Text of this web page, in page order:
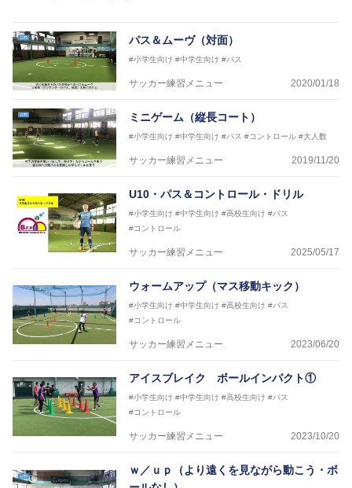
【指導歴】
FリーグU23選抜監督、ミャンマー女子フットサル代
表監督
日本サッカー協会フットサルインストラクター、AFC
（アジアサッカー連盟）フットサルインストラクター
【資格】
JFA公認A級コーチジェネラルライセンス・JFA公認フ
ットサルB級コーチライセンス
横山 哲久
ASV ペスカドーラ町田 監督、FC VIGORE 監督
【資格】
日本サッカー協会公認B級ライセンス・日本サッカー
協会公認フットサルB級ライセンス
パス＆ムーヴ（対面）
#小学生向け #中学生向け #パス
サッカー練習メニュー 2020/01/18
ミニゲーム（縦長コート）
#小学生向け #中学生向け #パス #コントロール #大人数
サッカー練習メニュー 2019/11/20
U10・パス＆コントロール・ドリル
#小学生向け #中学生向け #高校生向け #パス
#コントロール
サッカー練習メニュー 2025/05/17
ウォームアップ（マス移動キック）
#小学生向け #中学生向け #高校生向け #パス
#コントロール
サッカー練習メニュー 2023/06/20
アイスブレイク ボールインパクト①
#小学生向け #中学生向け #高校生向け #パス
#コントロール
サッカー練習メニュー 2023/10/20
ｗ／ｕｐ（より遠くを見ながら動こう・ボ